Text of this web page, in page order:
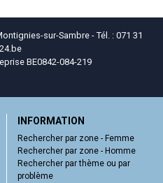
sur-Sambre - Tél. : 071 31
BE0842-084-219
INFORMATION
Rechercher par zone - Femme
Rechercher par zone - Homme
Rechercher par thème ou par
problème